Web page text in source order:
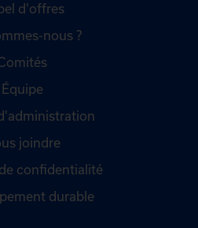
d'offres
nous ?
Équipe
joindre
confidentialité
durable